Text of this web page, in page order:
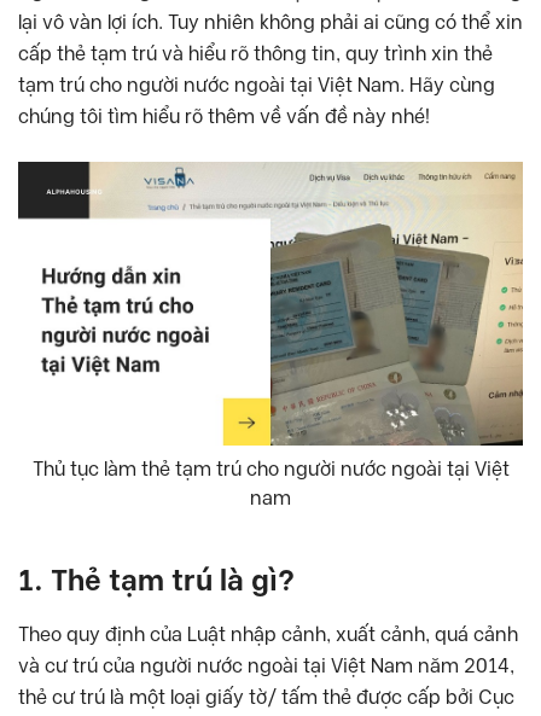
lại vô vàn lợi ích. Tuy nhiên không phải ai cũng có thể xin
cấp thẻ tạm trú và hiểu rõ thông tin, quy trình xin thẻ
tạm trú cho người nước ngoài tại Việt Nam. Hãy cùng
chúng tôi tìm hiểu rõ thêm về vấn đề này nhé!
Thủ tục làm thẻ tạm trú cho người nước ngoài tại Việt
nam
1. Thẻ tạm trú là gì?
Theo quy định của Luật nhập cảnh, xuất cảnh, quá cảnh
và cư trú của người nước ngoài tại Việt Nam năm 2014,
thẻ cư trú là một loại giấy tờ/ tấm thẻ được cấp bởi Cục